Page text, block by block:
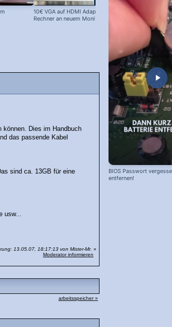
10€ VGA auf HDMI Adapter: Alte
Rechner an neuem Monitor!
10 EUR Cinch
im Test
können. Dies im Handbuch
das passende Kabel
sind ca. 13GB für eine
usw...
13.05.07, 18:17:13 von Mister-Mr. »
Moderator informieren
arbeitsspeicher »
BIOS Passwort
entfernen!